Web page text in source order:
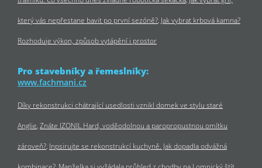
který vás nepřestane bavit po první sezóně? Jak vybrat krbová kamna?
Rozhoduje výkon, způsob vytápění i prostor
Pro stavebníky a řemeslníky:
www.fachmani.cz
Díky rekonstrukci chátrající usedlosti vznikl domek ve stylu staré
Anglie Znáte IZONIL Hard, voděodolnou a paropropustnou omítku
zároveň? Inpsirujte se rekonstrukcí kuchyně. Jak dopadla odvážná